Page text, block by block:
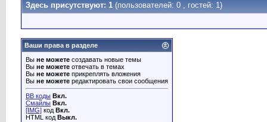
Здесь присутствуют: 1 (пользователей: 0 , гостей: 1)
Ваши права в разделе
Вы не можете создавать новые темы
Вы не можете отвечать в темах
Вы не можете прикреплять вложения
Вы не можете редактировать свои сообщения
BB коды Вкл.
Смайлы Вкл.
[IMG] код Вкл.
HTML код Выкл.